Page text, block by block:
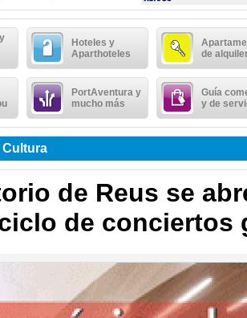
Hoteles y
Aparthoteles
de
PortAventura y
mucho más
Guía
y de
Cultura
de Reus se
de conciertos